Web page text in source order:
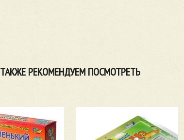
ТАКЖЕ РЕКОМЕНДУЕМ ПОСМОТРЕТЬ